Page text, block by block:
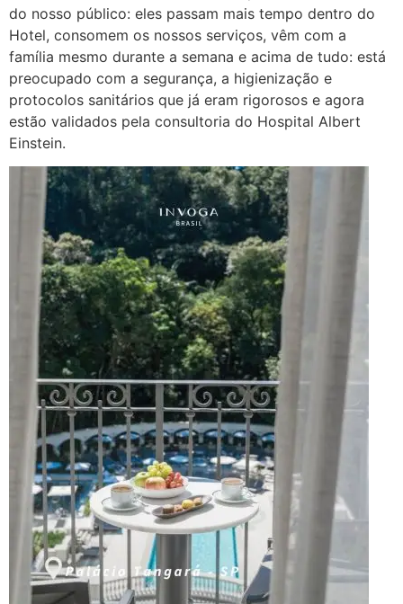
do nosso público: eles passam mais tempo dentro do
Hotel, consomem os nossos serviços, vêm com a
família mesmo durante a semana e acima de tudo: está
preocupado com a segurança, a higienização e
protocolos sanitários que já eram rigorosos e agora
estão validados pela consultoria do Hospital Albert
Einstein.